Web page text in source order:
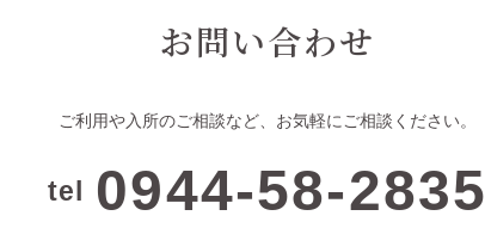
お問い合わせ
ご利用や入所のご相談など、 お気軽にご相談ください。
tel 0944-58-2835